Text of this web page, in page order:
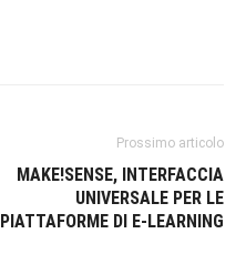
Prossimo articolo
MAKE!SENSE, INTERFACCIA
UNIVERSALE PER LE
PIATTAFORME DI E-LEARNING